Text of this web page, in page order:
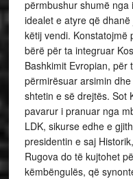
përmbushur shumë nga
idealet e atyre që
këtij vendi. Konstatojmë
bërë për ta integruar
Bashkimit Evropian,
përmirësuar arsimin
shtetin e së drejtës. Sot
pavarur i pranuar nga
LDK, sikurse edhe e
presidentin e saj
Rugova do të kujtohet
këmbëngulës, që